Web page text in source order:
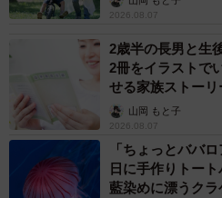
2026.08.07
2歳半の長男と生
2冊をイラストで
せる家族ストーリ
山岡 もと子
2026.08.07
「ちょっとババ
日に手作りトー
藍染めに漂うク